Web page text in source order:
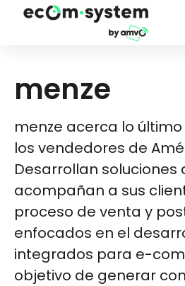
menze
menze acerca lo
los vendedores de
Desarrollan soluciones
acompañan a sus
proceso de venta y
enfocados en el
integrados para e-
objetivo de generar